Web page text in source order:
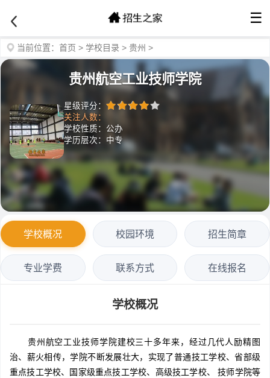
☰
当前位置： 首页 > 学校目录 > 贵州 >
贵州航空工业技师学院
星级评分：
关注人数：
学校性质：公办
学历层次：中专
学校概况 校园环境 招生简章
专业学费 联系方式 在线报名
学校概况
贵州航空工业技师学院建校三十多年来，经过几代人励精图
治、薪火相传，学院不断发展壮大，实现了普通技工学校、省部级
重点技工学校、国家级重点技工学校、高级技工学校、 技师学院等